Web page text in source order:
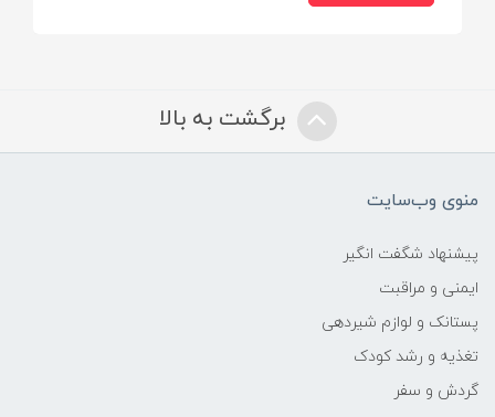
❌ فتالات
❌ عطر مصنوعی
❌ رنگ
❌ سولفات
برگشت به بالا
منوی وب‌سایت
پیشنهاد شگفت انگیر
ایمنی و مراقبت
پستانک و لوازم شیردهی
تغذیه و رشد کودک
گردش و سفر